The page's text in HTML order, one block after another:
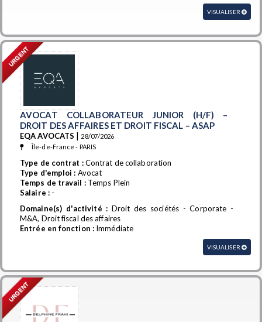
VISUALISER
URGENT
AVOCAT COLLABORATEUR JUNIOR (H/F) –
DROIT DES AFFAIRES ET DROIT FISCAL – ASAP
EQA AVOCATS | 28/07/2026
Île-de-France - PARIS
Type de contrat :Contrat de collaboration
Type d'emploi : Avocat
Temps de travail :Temps Plein
Salaire :-
Domaine(s) d'activité : Droit des sociétés - Corporate -
M&A, Droit fiscal des affaires
Entrée en fonction : Immédiate
VISUALISER
URGENT